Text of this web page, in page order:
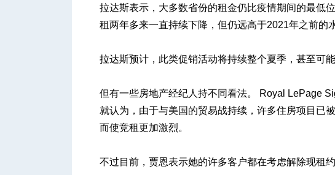
拉达斯表示，大多数省份的租金仍比疫情期间的最低
租两年多来一直持续下降，但仍远高于2021年之前的
拉达斯预计，此类促销活动将持续整个夏季，甚至可能
但有一些房地产经纪人持不同看法。 Royal LePage
就认为，由于与美国的贸易战持续，许多住房项目已
而使竞租更加激烈。
不过目前，贾恩表示她的许多客户都在考虑解除现租